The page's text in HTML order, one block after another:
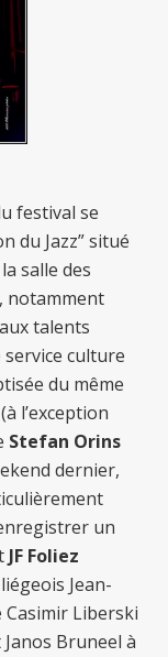
festival se
du Jazz” situé
salle des
notamment
talents
service culture
du même
l’exception
Stefan Orins
dernier,
un
JF Foliez
Jean-
Casimir Liberski
Bruneel à